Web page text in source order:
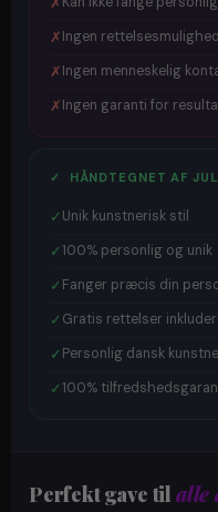
✗Ingen
✗Ingen menneskelig
✗Ingen garanti for
✓ HÅNDTEGNET AF
✓ Unik kunstnerisk stil
✓100% personlig og unik
✓ Fanger præcis din
✓ Gratis rettelser
✓ Personlig dansk
✓100%
Perfekt gave til alle